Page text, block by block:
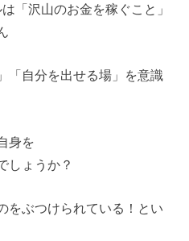
「沢山のお金を稼ぐこと」
「自分を出せる場」を意識
身を
しょうか？
をぶつけられている！とい